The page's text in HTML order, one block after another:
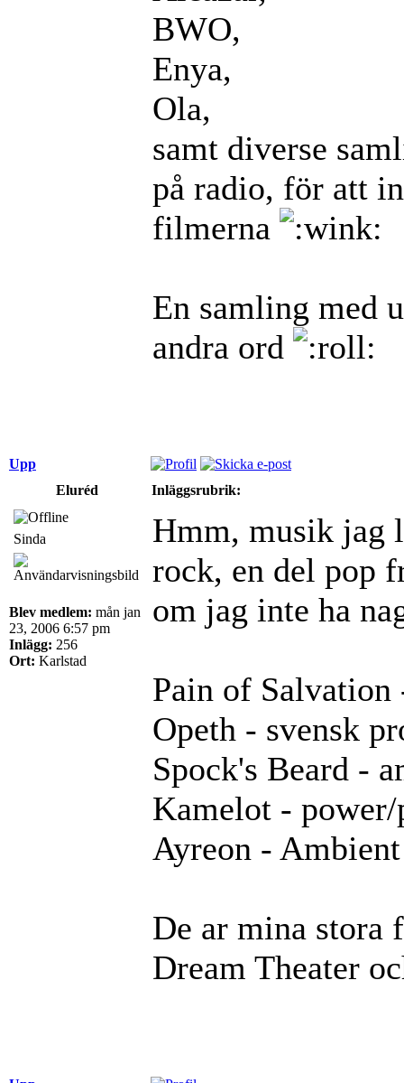
BWO,
Enya,
Ola,
samt diverse
på radio, för att
filmerna
En samling med
andra ord
Upp
Eluréd
Inläggsrubrik:
Sinda
Blev medlem: mån jan
23, 2006 6:57 pm
Inlägg: 256
Ort: Karlstad
Hmm, musik jag
rock, en del pop
om jag inte ha
Pain of Salvation
Opeth - svensk
Spock's Beard -
Kamelot -
Ayreon -
De ar mina stora
Dream Theater